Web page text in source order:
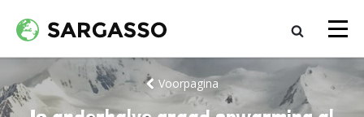
Voorpagina